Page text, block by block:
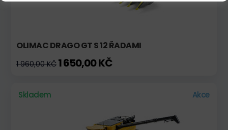
OLIMAC DRAGO GT S 12 ŘADAMI
1 960,00 KČ 1 650,00 KČ
Skladem Akce